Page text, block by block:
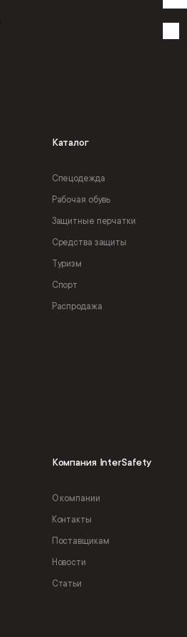
Каталог
Спецодежда
Рабочая обувь
Защитные перчатки
Средства защиты
Туризм
Спорт
Распродажа
Компания InterSafety
О компании
Контакты
Поставщикам
Новости
Статьи